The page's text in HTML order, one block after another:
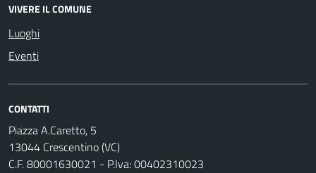
VIVERE IL COMUNE
Luoghi
Eventi
CONTATTI
Piazza A.Caretto, 5
13044 Crescentino (VC)
C.F. 80001630021 - P.Iva: 00402310023